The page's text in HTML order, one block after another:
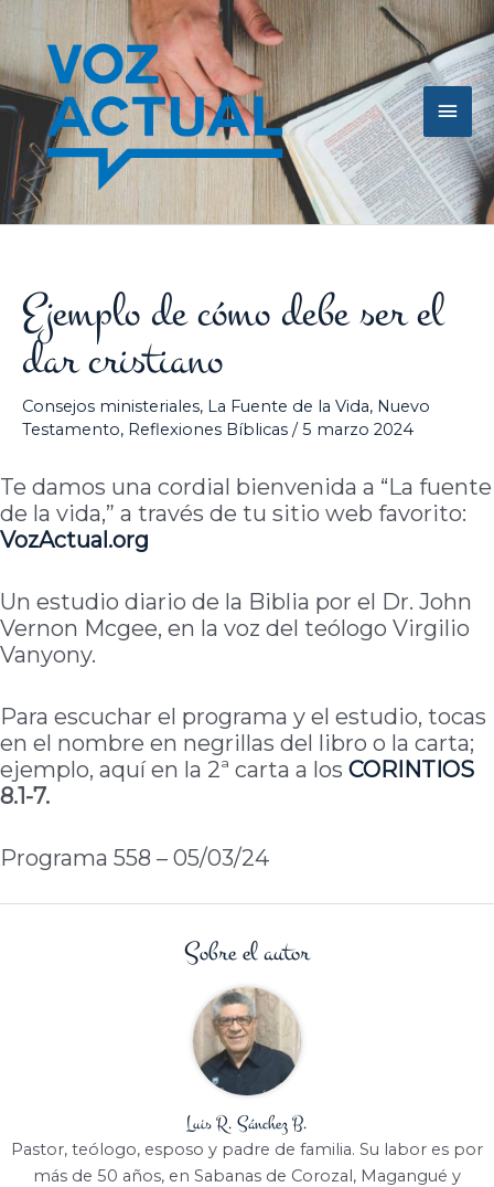
contenido
Ejemplo de cómo debe ser el
dar cristiano
Consejos ministeriales, La Fuente de la Vida, Nuevo
Testamento, Reflexiones Bíblicas /5 marzo 2024
Te damos una cordial bienvenida a “La fuente
de la vida,” a través de tu sitio web favorito:
VozActual.org
Un estudio diario de la Biblia por el Dr. John
Vernon Mcgee, en la voz del teólogo Virgilio
Vanyony.
Para escuchar el programa y el estudio, tocas
en el nombre en negrillas del libro o la carta;
ejemplo, aquí en la 2ª carta a los CORINTIOS
8.1-7.
Programa 558 – 05/03/24
Sobre el autor
Luis R. Sánchez B.
Pastor, teólogo, esposo y padre de familia. Su labor es por
más de 50 años, en Sabanas de Corozal, Magangué y